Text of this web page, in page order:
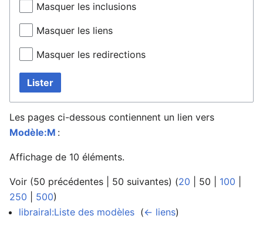
Masquer les inclusions
Masquer les liens
Masquer les redirections
Lister
Les pages ci-dessous contiennent un lien vers
Modèle:M :
Affichage de 10 éléments.
Voir (50 précédentes 50 suivantes) (20 50 100
250
500)
librairal:Liste des modèles (← liens)